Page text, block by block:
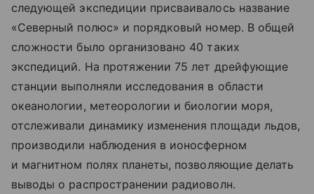
следующей экспедиции присваивалось название
«Северный полюс» и порядковый номер. В общей
сложности было организовано 40 таких
экспедиций. На протяжении 75 лет дрейфующие
станции выполняли исследования в области
океанологии, метеорологии и биологии моря,
отслеживали динамику изменения площади льдов,
производили наблюдения в ионосферном
и магнитном полях планеты, позволяющие делать
выводы о распространении радиоволн.